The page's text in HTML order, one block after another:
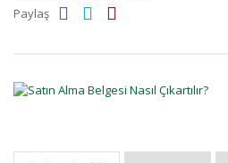
Paylaş